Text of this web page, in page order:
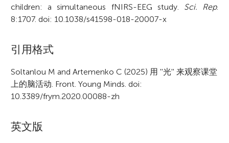
children: a simultaneous fNIRS-EEG study. Sci. Rep.
8:1707. doi: 10.1038/s41598-018-20007-x
A
r
t
c
引用格式
Soltanlou M and Artemenko C (2025) 用 ''光'' 来观察课堂
上的脑活动. Front. Young Minds. doi:
10.3389/frym.2020.00088-zh
英文版